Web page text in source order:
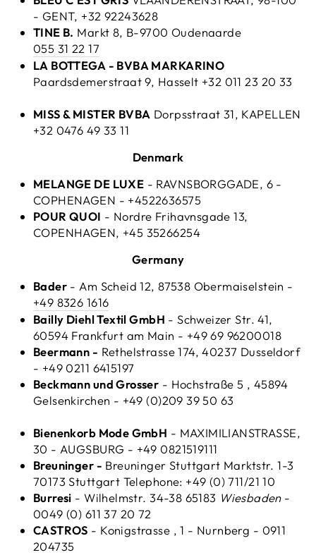
- GENT, +32 92243628
TINE B. Markt 8, B-9700 Oudenaarde
055 31 22 17
LA BOTTEGA - BVBA MARKARINO
Paardsdemerstraat 9, Hasselt +32 011 23 20 33
MISS & MISTER BVBA Dorpsstraat 31, KAPELLEN
+32 0476 49 33 11
Denmark
MELANGE DE LUXE - RAVNSBORGGADE, 6 -
COPHENAGEN - +4522636575
POUR QUOI - Nordre Frihavnsgade 13,
COPENHAGEN, +45 35266254
Germany
Bader - Am Scheid 12, 87538 Obermaiselstein -
+49 8326 1616
Bailly Diehl Textil GmbH - Schweizer Str. 41,
60594 Frankfurt am Main - +49 69 96200018
Beermann - Rethelstrasse 174, 40237 Dusseldorf
- +49 0211 6415197
Beckmann und Grosser - Hochstraße 5 , 45894
Gelsenkirchen - +49 (0)209 39 50 63
Bienenkorb Mode GmbH - MAXIMILIANSTRASSE,
30 - AUGSBURG - +49 0821519111
Breuninger - Breuninger Stuttgart Marktstr. 1-3
70173 Stuttgart Telephone: +49 (0) 711/21 10
Burresi - Wilhelmstr. 34-38 65183 Wiesbaden-
0049 (0) 611 37 20 72
CASTROS - Konigstrasse , 1 - Nurnberg - 0911
204735